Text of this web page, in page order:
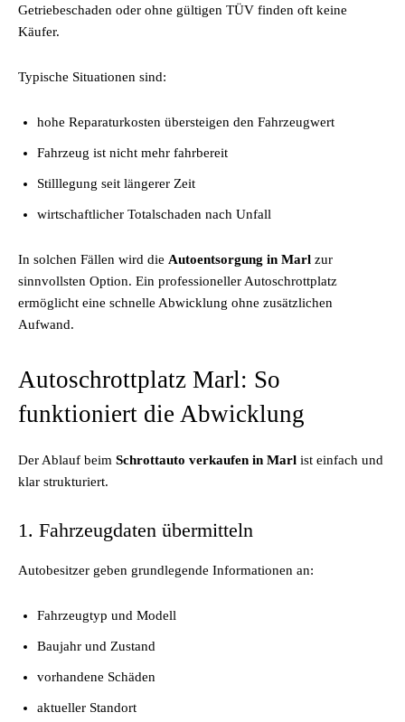
Getriebeschaden oder ohne gültigen TÜV finden oft keine
Käufer.
Typische Situationen sind:
hohe Reparaturkosten übersteigen den Fahrzeugwert
Fahrzeug ist nicht mehr fahrbereit
Stilllegung seit längerer Zeit
wirtschaftlicher Totalschaden nach Unfall
In solchen Fällen wird die Autoentsorgung in Marl zur
sinnvollsten Option. Ein professioneller Autoschrottplatz
ermöglicht eine schnelle Abwicklung ohne zusätzlichen
Aufwand.
Autoschrottplatz Marl: So
funktioniert die Abwicklung
Der Ablauf beim Schrottauto verkaufen in Marl ist einfach und
klar strukturiert.
1. Fahrzeugdaten übermitteln
Autobesitzer geben grundlegende Informationen an:
Fahrzeugtyp und Modell
Baujahr und Zustand
vorhandene Schäden
aktueller Standort